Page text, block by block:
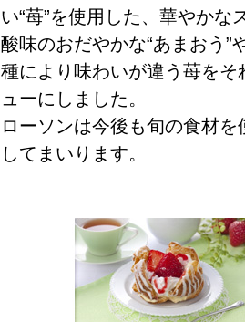
い“苺”を使用した、華やか
酸味のおだやかな“あまおう”
種により味わいが違う苺を
ューにしました。
ローソンは今後も旬の食材
してまいります。